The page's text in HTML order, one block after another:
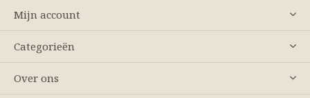
Mijn account
Categorieën
Over ons